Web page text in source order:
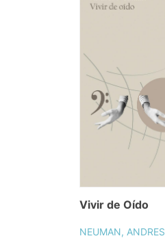
Vivir de Oído
NEUMAN, ANDRES